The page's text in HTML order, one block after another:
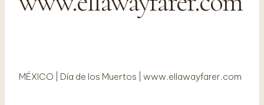
MÉXICO | Día de los Muertos | www.ellawayfarer.com